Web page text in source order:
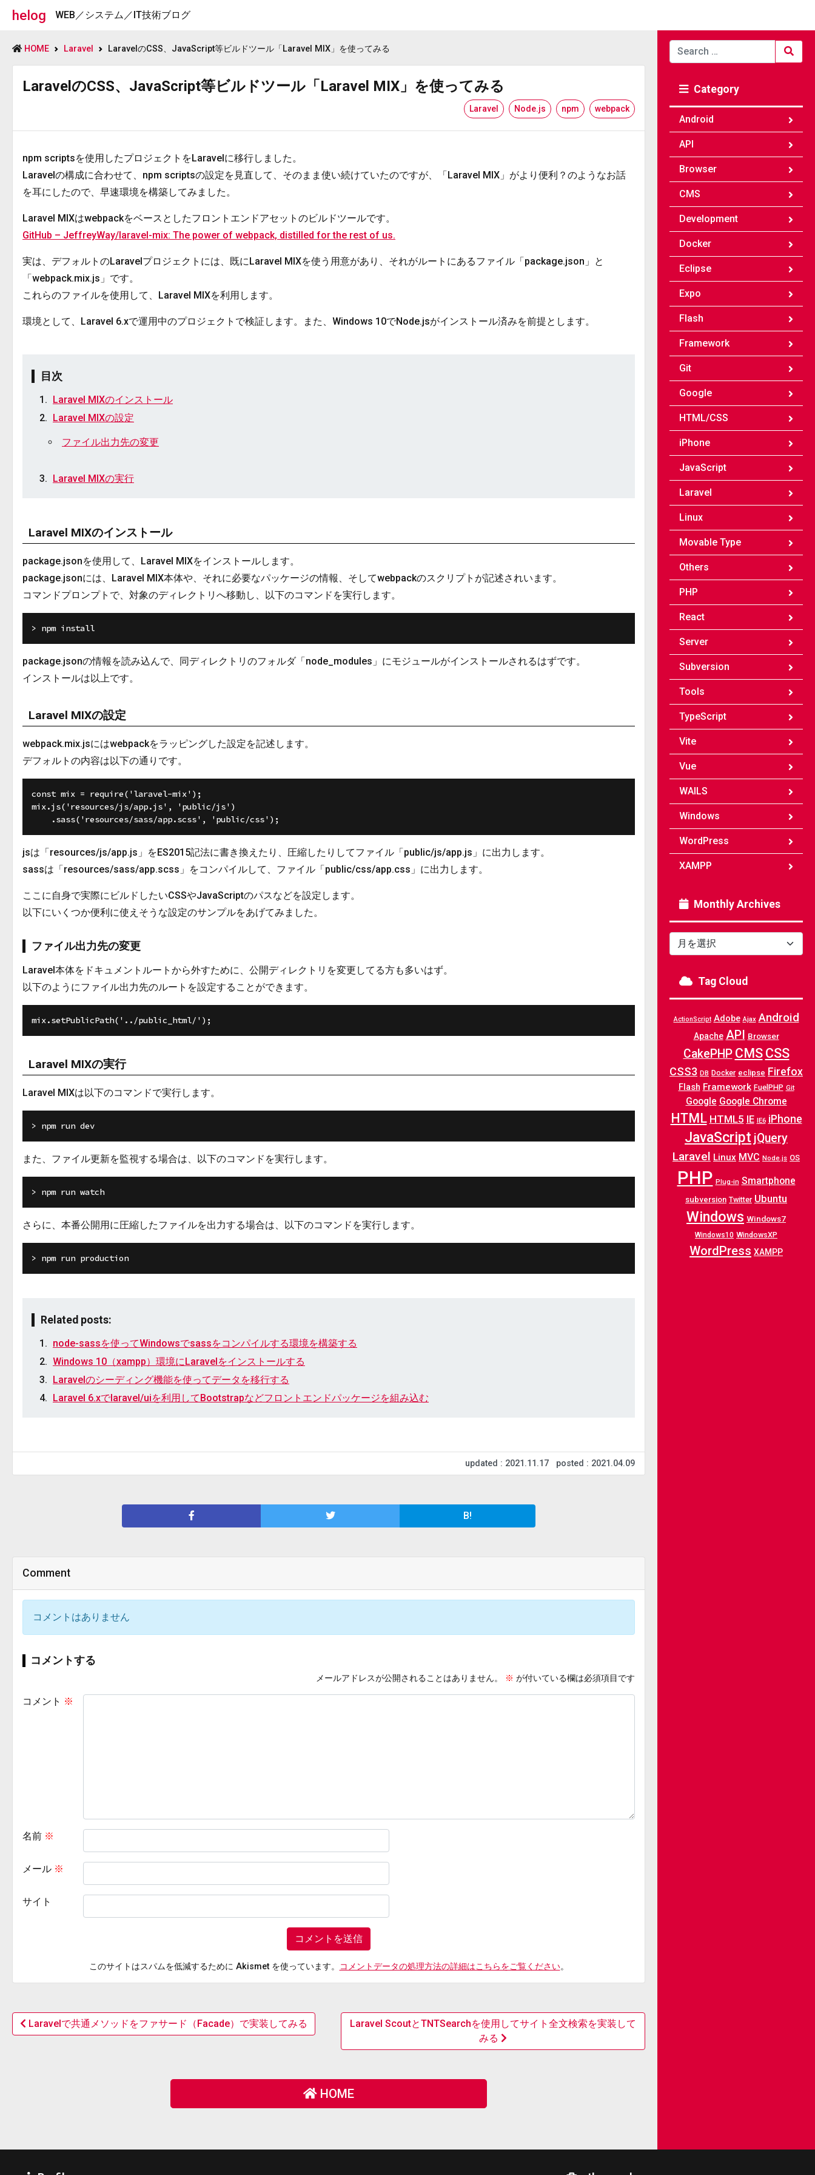
helog WEB／システム／IT技術ブログ
HOME Laravel LaravelのCSS、JavaScript等ビルドツール「Laravel MIX」を使ってみる
LaravelのCSS、JavaScript等ビルドツール「Laravel MIX」を使ってみる
Laravel Node.js npm webpack
npm scriptsを使用したプロジェクトをLaravelに移行しました。
Laravelの構成に合わせて、npm scriptsの設定を見直して、そのまま使い続けていたのですが、「Laravel MIX」がより便利？のようなお話
を耳にしたので、早速環境を構築してみました。
Laravel MIXはwebpackをベースとしたフロントエンドアセットのビルドツールです。
GitHub – JeffreyWay/laravel-mix: The power of webpack, distilled for the rest of us.
実は、デフォルトのLaravelプロジェクトには、既にLaravel MIXを使う用意があり、それがルートにあるファイル「package.json」と
「webpack.mix.js」です。
これらのファイルを使用して、Laravel MIXを利用します。
環境として、Laravel 6.xで運用中のプロジェクトで検証します。また、Windows 10でNode.jsがインストール済みを前提とします。
目次
Laravel MIXのインストール
Laravel MIXの設定
ファイル出力先の変更
Laravel MIXの実行
Laravel MIXのインストール
package.jsonを使用して、Laravel MIXをインストールします。
package.jsonには、Laravel MIX本体や、それに必要なパッケージの情報、そしてwebpackのスクリプトが記述されいます。
コマンドプロンプトで、対象のディレクトリへ移動し、以下のコマンドを実行します。
package.jsonの情報を読み込んで、同ディレクトリのフォルダ「node_modules」にモジュールがインストールされるはずです。
インストールは以上です。
Laravel MIXの設定
webpack.mix.jsにはwebpackをラッピングした設定を記述します。
デフォルトの内容は以下の通りです。
const mix = require('laravel-mix');
mix.js('resources/js/app.js', 'public/js')
jsは「resources/js/app.js」をES2015記法に書き換えたり、圧縮したりしてファイル「public/js/app.js」に出力します。
sassは「resources/sass/app.scss」をコンパイルして、ファイル「public/css/app.css」に出力します。
ここに自身で実際にビルドしたいCSSやJavaScriptのパスなどを設定します。
以下にいくつか便利に使えそうな設定のサンプルをあげてみました。
ファイル出力先の変更
Laravel本体をドキュメントルートから外すために、公開ディレクトリを変更してる方も多いはず。
以下のようにファイル出力先のルートを設定することができます。
Laravel MIXの実行
Laravel MIXは以下のコマンドで実行します。
また、ファイル更新を監視する場合は、以下のコマンドを実行します。
さらに、本番公開用に圧縮したファイルを出力する場合は、以下のコマンドを実行します。
Related posts:
node-sassを使ってWindowsでsassをコンパイルする環境を構築する
Windows 10（xampp）環境にLaravelをインストールする
Laravelのシーディング機能を使ってデータを移行する
Laravel 6.xでlaravel/uiを利用してBootstrapなどフロントエンドパッケージを組み込む
updated : 2021.11.17 posted : 2021.04.09
B!
Comment
コメントはありません
コメントする
メールアドレスが公開されることはありません。 ※ が付いている欄は必須項目です
コメント ※
名前 ※
メール ※
サイト
このサイトはスパムを低減するために Akismet を使っています。 コメントデータの処理方法の詳細はこちらをご覧ください。
Laravelで共通メソッドをファサード（Facade）で実装してみる
Laravel ScoutとTNTSearchを使用してサイト全文検索を実装して
みる
HOME
Search
for:
Category
Android
API
Browser
CMS
Development
Docker
Eclipse
Expo
Flash
Framework
Git
Google
HTML/CSS
iPhone
JavaScript
Laravel
Linux
Movable Type
Others
PHP
React
Server
Subversion
Tools
TypeScript
Vite
Vue
WAILS
Windows
WordPress
XAMPP
Monthly Archives
Archives
Tag Cloud
ActionScript Adobe Ajax Android
Apache API Browser
CakePHP CMS CSS
CSS3 DB Docker eclipse Firefox
Flash Framework FuelPHP Git
Google Google Chrome
HTML HTML5 IE IE6 iPhone
JavaScript jQuery
Laravel Linux MVC Node.js OS
PHP Plug-in Smartphone
subversion Twitter Ubuntu
Windows Windows7
Windows10 WindowsXP
WordPress XAMPP